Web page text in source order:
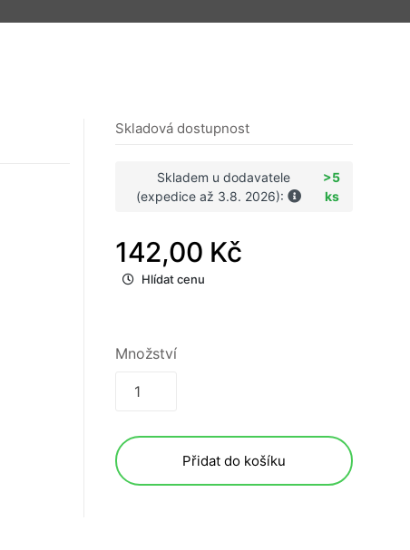
Skladová dostupnost
Skladem u dodavatele
(expedice až 3.8. 2026):
>5
ks
142,00 Kč
Hlídat cenu
Množství
Přidat do košíku